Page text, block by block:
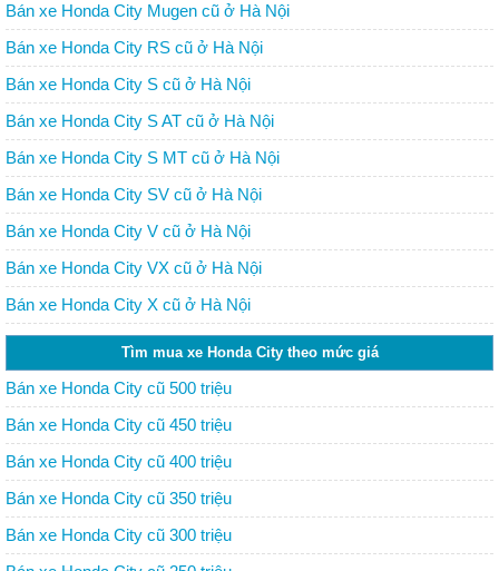
Bán xe Honda City Mugen cũ ở Hà Nội
Bán xe Honda City RS cũ ở Hà Nội
Bán xe Honda City S cũ ở Hà Nội
Bán xe Honda City S AT cũ ở Hà Nội
Bán xe Honda City S MT cũ ở Hà Nội
Bán xe Honda City SV cũ ở Hà Nội
Bán xe Honda City V cũ ở Hà Nội
Bán xe Honda City VX cũ ở Hà Nội
Bán xe Honda City X cũ ở Hà Nội
Tìm mua xe Honda City theo mức giá
Bán xe Honda City cũ 500 triệu
Bán xe Honda City cũ 450 triệu
Bán xe Honda City cũ 400 triệu
Bán xe Honda City cũ 350 triệu
Bán xe Honda City cũ 300 triệu